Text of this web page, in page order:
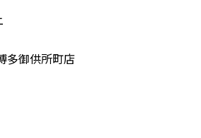
多御供所町店